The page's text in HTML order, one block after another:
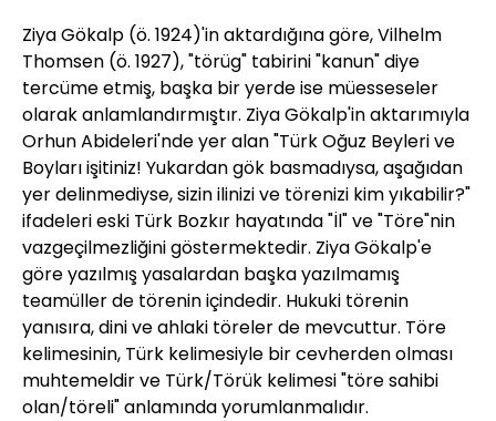
Ziya Gökalp (ö. 1924)'in aktardığına göre, Vilhelm
Thomsen (ö. 1927), "törüg" tabirini "kanun" diye
tercüme etmiş, başka bir yerde ise müesseseler
olarak anlamlandırmıştır. Ziya Gökalp'in aktarımıyla
Orhun Abideleri'nde yer alan "Türk Oğuz Beyleri ve
Boyları işitiniz! Yukardan gök basmadıysa, aşağıdan
yer delinmediyse, sizin ilinizi ve törenizi kim yıkabilir?"
ifadeleri eski Türk Bozkır hayatında "İl" ve "Töre"nin
vazgeçilmezliğini göstermektedir. Ziya Gökalp'e
göre yazılmış yasalardan başka yazılmamış
teamüller de törenin içindedir. Hukuki törenin
yanısıra, dini ve ahlaki töreler de mevcuttur. Töre
kelimesinin, Türk kelimesiyle bir cevherden olması
muhtemeldir ve Türk/Törük kelimesi "töre sahibi
olan/töreli" anlamında yorumlanmalıdır.